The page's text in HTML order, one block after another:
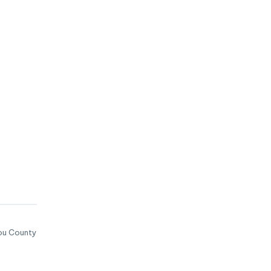
County